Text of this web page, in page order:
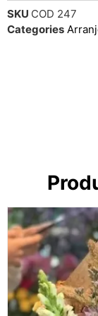
SKU COD 247
Categories